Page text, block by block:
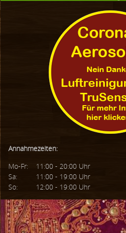
Annahmezeiten:
Mo-Fr:
11:00 - 20:00 Uhr
Sa:
11:00 - 19:00 Uhr
So:
12:00 - 19:00 Uhr